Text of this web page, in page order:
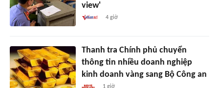
view'
4 giờ
Thanh tra Chính phủ chuyển
thông tin nhiều doanh nghiệp
kinh doanh vàng sang Bộ Công an
1 giờ